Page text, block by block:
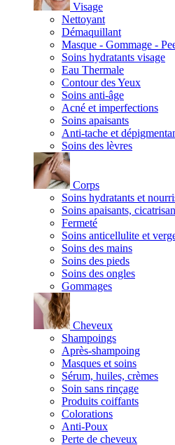
Visage
Nettoyant
Démaquillant
Masque - Gommage -
Soins hydratants visage
Eau Thermale
Contour des Yeux
Soins anti-âge
Acné et imperfections
Soins apaisants
Anti-tache et
Soins des lèvres
Corps
Soins hydratants et
Soins apaisants,
Fermeté
Soins anticellulite et
Soins des mains
Soins des pieds
Soins des ongles
Gommages
Cheveux
Shampoings
Après-shampoing
Masques et soins
Sérum, huiles, crèmes
Soin sans rinçage
Produits coiffants
Colorations
Anti-Poux
Perte de cheveux